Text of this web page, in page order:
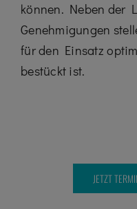
können. Neben der
Genehmigungen
für den Einsatz
bestückt ist.
JETZT